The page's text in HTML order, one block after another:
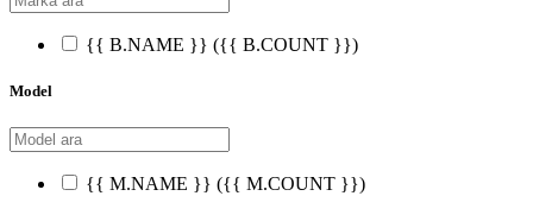
{{ B.NAME }} ({{ B.COUNT }})
Model
{{ M.NAME }} ({{ M.COUNT }})